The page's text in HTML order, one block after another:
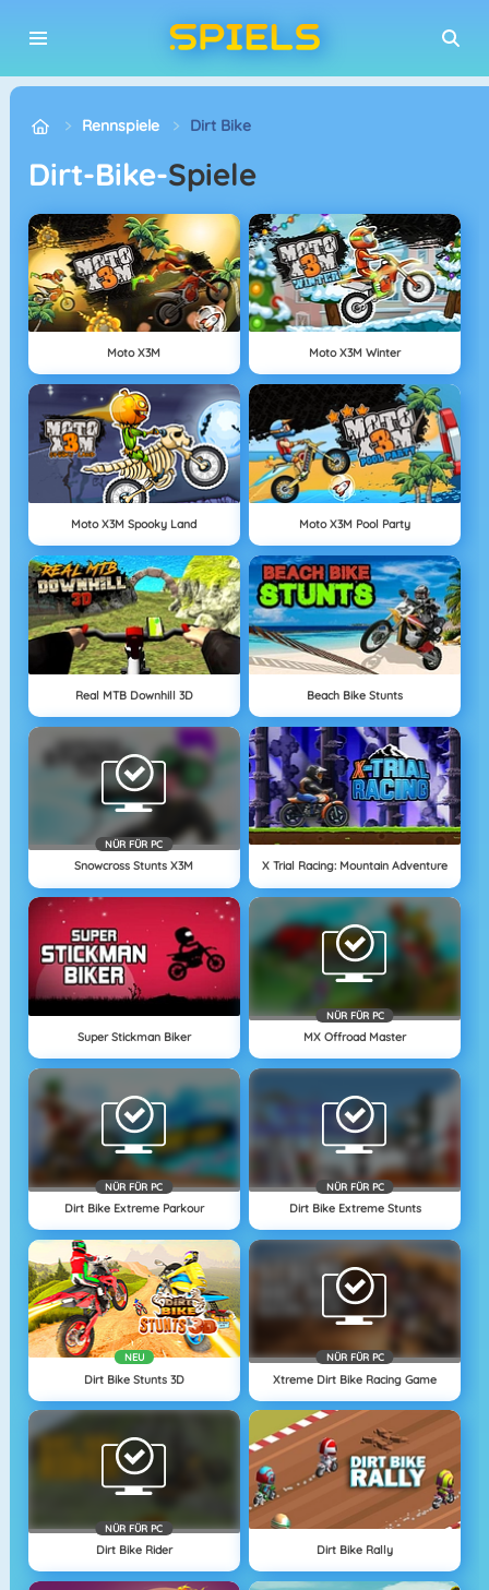
Rennspiele Dirt Bike
Dirt-Bike-Spiele
Moto X3M Moto X3M Winter
Moto X3M Spooky Land Moto X3M Pool Party
Real MTB Downhill 3D Beach Bike Stunts
NÜR FÜR PC
Snowcross Stunts X3M X Trial Racing: Mountain Adventure
Super Stickman Biker
NÜR FÜR PC
MX Offroad Master
NÜR FÜR PC
Dirt Bike Extreme Parkour
NÜR FÜR PC
Dirt Bike Extreme Stunts
NEU
Dirt Bike Stunts 3D
NÜR FÜR PC
Xtreme Dirt Bike Racing Game
NÜR FÜR PC
Dirt Bike Rider Dirt Bike Rally